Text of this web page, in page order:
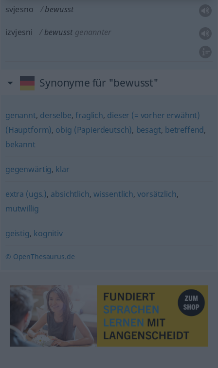
svjesno bewusst
izvjesni bewusst genannter
Synonyme für "bewusst"
genannt, derselbe,fraglich, dieser (= vorher erwähnt)
(Hauptform), obig (Papierdeutsch), besagt, betreffend,
bekannt
gegenwärtig, klar
extra (ugs.), absichtlich, wissentlich,vorsätzlich,
mutwillig
geistig, kognitiv
© OpenThesaurus.de